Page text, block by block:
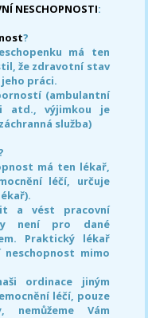
NESCHOPNOSTI:
?
má ten
že zdravotní stav
práci.
(ambulantní
atd., výjimkou je
služba)
má ten lékař,
léčí, určuje
a vést pracovní
není pro dané
Praktický lékař
mimo
ordinace jiným
léčí, pouze
nemůžeme Vám